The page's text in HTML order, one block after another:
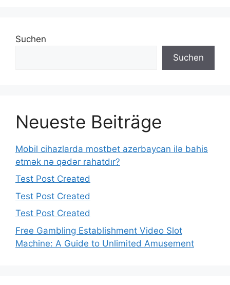
Suchen
Suchen
Neueste Beiträge
Mobil cihazlarda mostbet azerbaycan ilə bahis
etmək nə qədər rahatdır?
Test Post Created
Test Post Created
Test Post Created
Free Gambling Establishment Video Slot
Machine: A Guide to Unlimited Amusement